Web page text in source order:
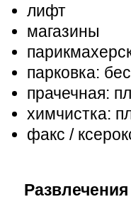
лифт
магазины
парковка:
прачечная:
химчистка:
факс /